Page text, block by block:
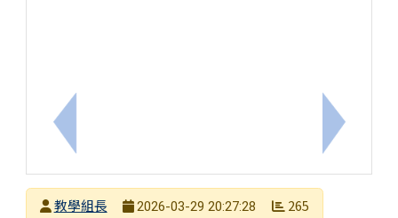
上一筆：有關本市114學年度海洋知識大挑戰活動，
下一筆：
發布者
教學組長
2026-03-29 20:27:28 265